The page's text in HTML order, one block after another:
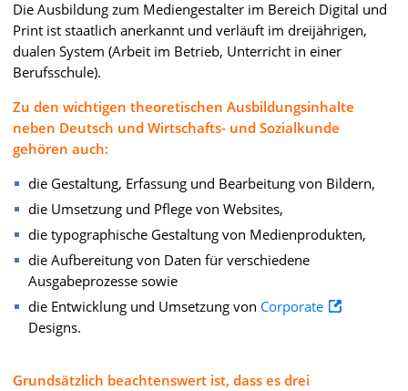
Die Ausbildung zum Mediengestalter im Bereich Digital und
Print ist staatlich anerkannt und verläuft im dreijährigen,
dualen System (Arbeit im Betrieb, Unterricht in einer
Berufsschule).
Zu den wichtigen theoretischen Ausbildungsinhalte
neben Deutsch und Wirtschafts- und Sozialkunde
gehören auch:
die Gestaltung, Erfassung und Bearbeitung von Bildern,
die Umsetzung und Pflege von Websites,
die typographische Gestaltung von Medienprodukten,
die Aufbereitung von Daten für verschiedene
Ausgabeprozesse sowie
die Entwicklung und Umsetzung von Corporate
Designs.
Grundsätzlich beachtenswert ist, dass es drei